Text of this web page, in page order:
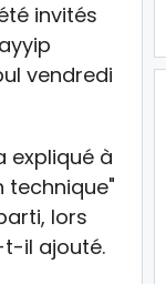
invités
vendredi
expliqué à
technique"
lors
t-il ajouté.